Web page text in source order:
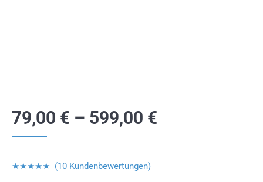
79,00 € – 599,00 €
★★★★★ (10 Kundenbewertungen)